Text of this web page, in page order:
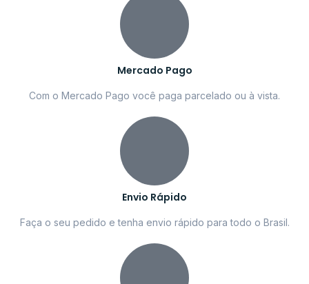
Mercado Pago
Com o Mercado Pago você paga parcelado ou à vista.
Envio Rápido
Faça o seu pedido e tenha envio rápido para todo o Brasil.